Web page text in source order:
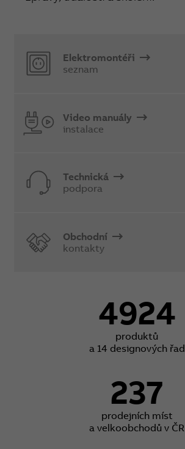
Elektromontéři
seznam
Video manuály
instalace
Technická
podpora
Obchodní
kontakty
4924
produktů
a 14 designových řad
237
prodejních míst
a velkoobchodů v ČR